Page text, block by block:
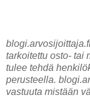
tarkoitettu osto- tai
tulee tehdä
perusteella.
vastuuta mistään